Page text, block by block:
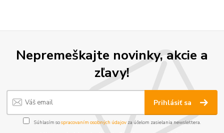
Nepremeškajte novinky, akcie a
zľavy!
Prihlásiť sa
Súhlasím sospracovaním osobných údajov za účelom zasielania newslettera.